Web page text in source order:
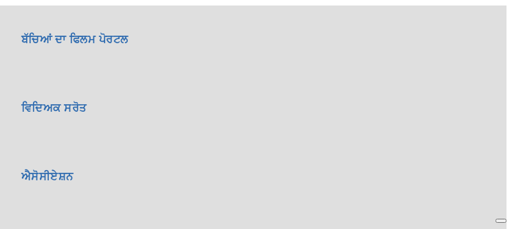
ਬੱਚਿਆਂ ਦਾ ਫਿਲਮ ਪੋਰਟਲ
ਵਿਦਿਅਕ ਸਰੋਤ
ਐਸੋਸੀਏਸ਼ਨ